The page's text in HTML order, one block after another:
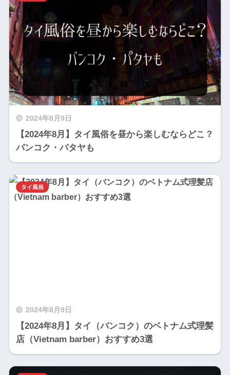
2024年8月9日
【2024年8月】タイ風俗を昼から楽しむならどこ？
バンコク・パタヤも
2024年8月9日
【2024年8月】タイ（バンコク）のベトナム式理髪
店（Vietnam barber）おすすめ3選
タイ風俗